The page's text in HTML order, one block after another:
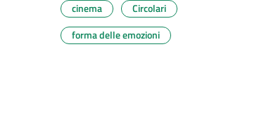
cinema
Circolari
forma delle emozioni